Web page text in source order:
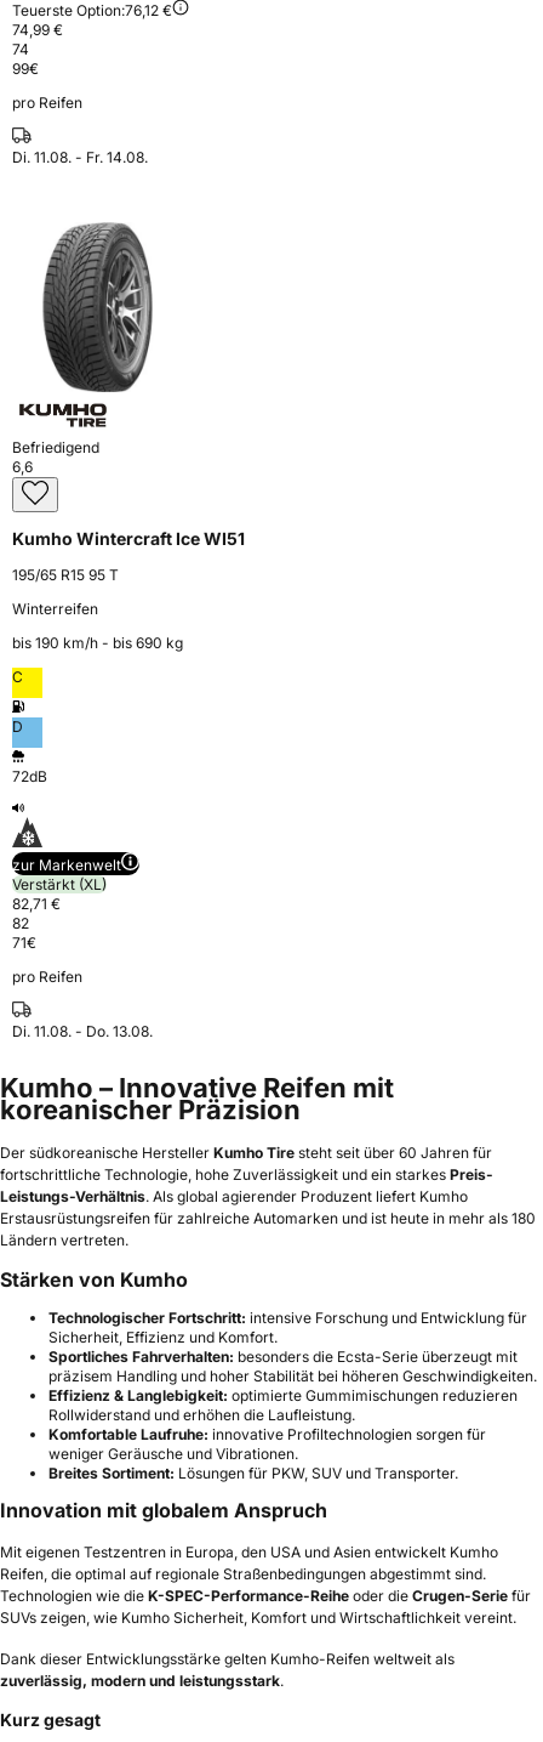
Teuerste Option:76,12 €
74,99 €
74
99€
pro Reifen
Di. 11.08. - Fr. 14.08.
Befriedigend
6,6
Kumho Wintercraft Ice WI51
195/65 R15 95 T
Winterreifen
bis 190 km⁠/⁠h - bis 690 kg
C
D
72dB
zur Markenwelt
Verstärkt (XL)
82,71 €
82
71€
pro Reifen
Di. 11.08. - Do. 13.08.
Kumho – Innovative Reifen mit
koreanischer Präzision
Der südkoreanische Hersteller Kumho Tire steht seit über 60 Jahren für
fortschrittliche Technologie, hohe Zuverlässigkeit und ein starkes Preis-
Leistungs-Verhältnis. Als global agierender Produzent liefert Kumho
Erstausrüstungsreifen für zahlreiche Automarken und ist heute in mehr als 180
Ländern vertreten.
Stärken von Kumho
Technologischer Fortschritt: intensive Forschung und Entwicklung für
Sicherheit, Effizienz und Komfort.
Sportliches Fahrverhalten: besonders die Ecsta-Serie überzeugt mit
präzisem Handling und hoher Stabilität bei höheren Geschwindigkeiten.
Effizienz & Langlebigkeit: optimierte Gummimischungen reduzieren
Rollwiderstand und erhöhen die Laufleistung.
Komfortable Laufruhe: innovative Profiltechnologien sorgen für
weniger Geräusche und Vibrationen.
Breites Sortiment: Lösungen für PKW, SUV und Transporter.
Innovation mit globalem Anspruch
Mit eigenen Testzentren in Europa, den USA und Asien entwickelt Kumho
Reifen, die optimal auf regionale Straßenbedingungen abgestimmt sind.
Technologien wie die K-SPEC-Performance-Reihe oder die Crugen-Serie für
SUVs zeigen, wie Kumho Sicherheit, Komfort und Wirtschaftlichkeit vereint.
Dank dieser Entwicklungsstärke gelten Kumho-Reifen weltweit als
zuverlässig, modern und leistungsstark.
Kurz gesagt